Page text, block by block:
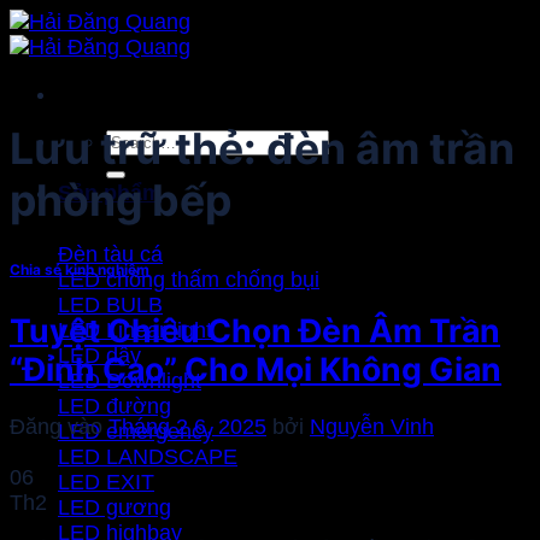
Bỏ
qua
dung
Search
for:
Sản phẩm
Đèn tàu cá
LED chống thấm chống bụi
LED BULB
LED Linear light
LED dây
LED Downlight
LED đường
LED emergency
LED LANDSCAPE
LED EXIT
LED gương
LED highbay
Lưu trữ thẻ:đèn âm trần
phòng bếp
Chia sẻ kinh nghiệm
Tuyệt Chiêu Chọn Đèn Âm Trần
“Đỉnh Cao” Cho Mọi Không Gian
Đăng vàoTháng 2 6, 2025 bởi Nguyễn Vinh
06
Th2